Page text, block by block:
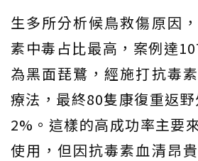
生多所分析候鳥救傷原因
素中毒占比最高，案例達
為黑面琵鷺，經施打抗毒
療法，最終80隻康復重返
2%。這樣的高成功率主要
使用，但因抗毒素血清昂